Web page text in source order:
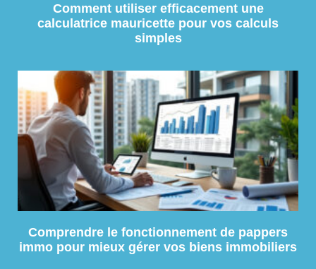
Comment utiliser efficacement une
calculatrice mauricette pour vos calculs
simples
Comprendre le fonctionnement de pappers
immo pour mieux gérer vos biens immobiliers